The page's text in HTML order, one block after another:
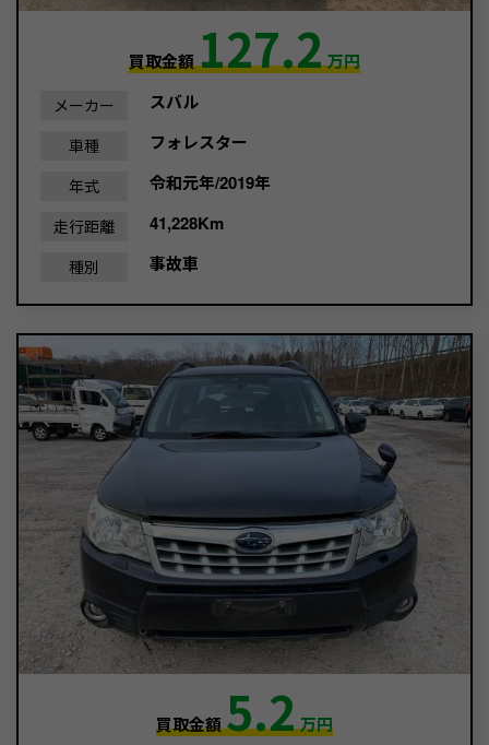
買取金額127.2万円
メーカー スバル
車種 フォレスター
年式 令和元年/2019年
走行距離 41,228Km
種別 事故車
買取金額5.2万円